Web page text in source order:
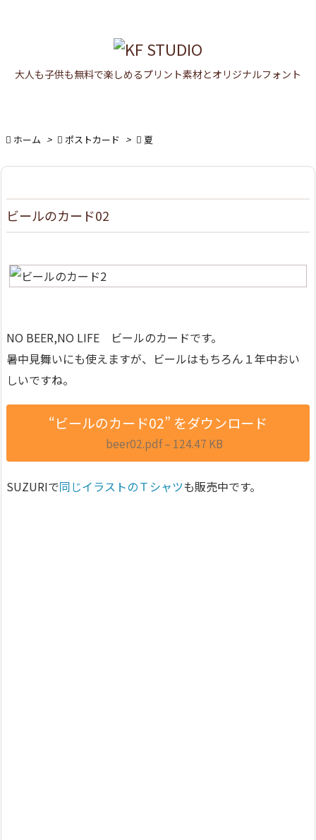
大人も子供も無料で楽しめるプリント素材とオリジナルフォントサイド
検索
 ホーム >  ポストカード >  夏
ビールのカード02
NO BEER,NO LIFE ビールのカードです。
暑中見舞いにも使えますが、ビールはもちろん１年中おい
しいですね。
“ビールのカード02” をダウンロード
beer02.pdf – 124.47 KB
SUZURIで同じイラストのＴシャツも販売中です。